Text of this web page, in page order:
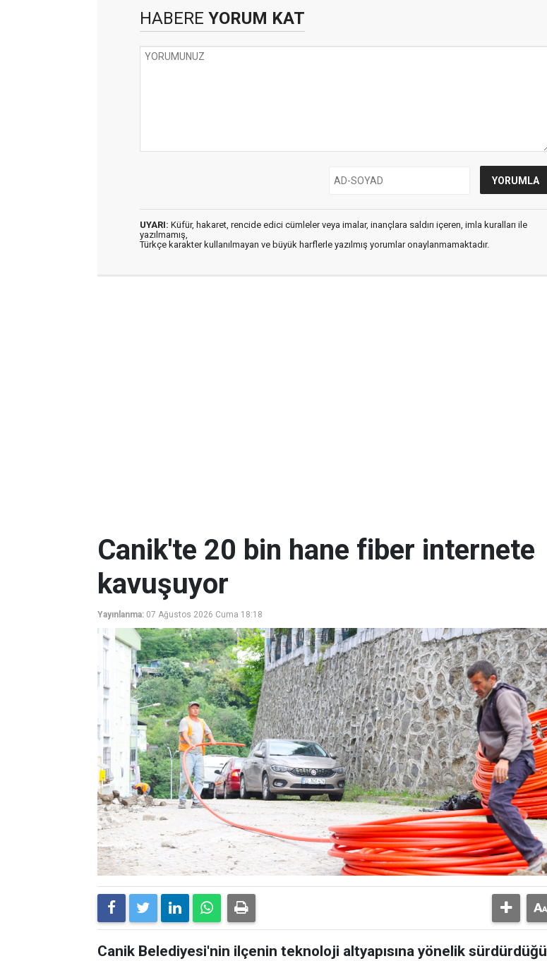
HABERE YORUM KAT
UYARI: Küfür, hakaret, rencide edici cümleler veya imalar, inançlara saldırı içeren, imla kuralları ile
yazılmamış,
Türkçe karakter kullanılmayan ve büyük harflerle yazılmış yorumlar onaylanmamaktadır.
Canik'te 20 bin hane fiber internete
kavuşuyor
Yayınlanma: 07 Ağustos 2026 Cuma 18:18
Canik Belediyesi'nin ilçenin teknoloji altyapısına yönelik sürdürdüğü